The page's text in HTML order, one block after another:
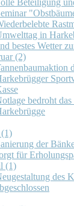
Beteiligung
in
bestes Wetter
(2)
bedroht
der
für
(1)
des